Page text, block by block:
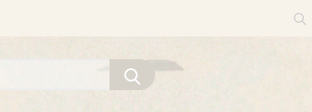
Sprache auswählen
Suche...